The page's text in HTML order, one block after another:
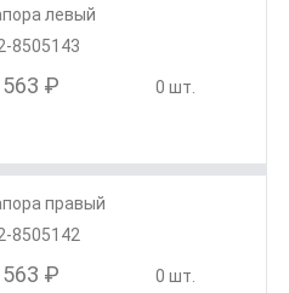
левый
8505143
563 ₽ 0 шт.
правый
8505142
563 ₽ 0 шт.